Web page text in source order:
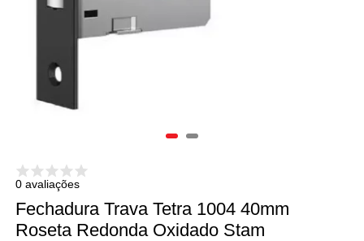
0 avaliações
Fechadura Trava Tetra 1004 40mm
Roseta Redonda Oxidado Stam